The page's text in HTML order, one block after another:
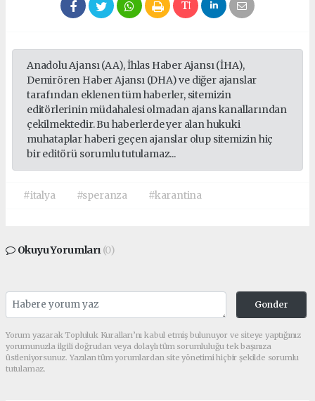
Anadolu Ajansı (AA), İhlas Haber Ajansı (İHA),
Demirören Haber Ajansı (DHA) ve diğer ajanslar
tarafından eklenen tüm haberler, sitemizin
editörlerinin müdahalesi olmadan ajans kanallarından
çekilmektedir. Bu haberlerde yer alan hukuki
muhataplar haberi geçen ajanslar olup sitemizin hiç
bir editörü sorumlu tutulamaz...
#italya #speranza #karantina
Okuyu Yorumları (0)
Gonder
Yorum yazarak Topluluk Kuralları’nı kabul etmiş bulunuyor ve siteye yaptığınız
yorumunuzla ilgili doğrudan veya dolaylı tüm sorumluluğu tek başınıza
üstleniyorsunuz. Yazılan tüm yorumlardan site yönetimi hiçbir şekilde sorumlu
tutulamaz.